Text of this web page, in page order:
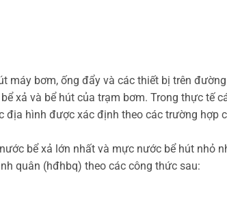
máy bơm, ống đẩy và các thiết bị trên
xả và bể hút của trạm bơm. Trong thực tế
hình được xác định theo các trường hợp
bể xả lớn nhất và mực nước bể hút nhỏ
quân (hđhbq) theo các công thức sau: